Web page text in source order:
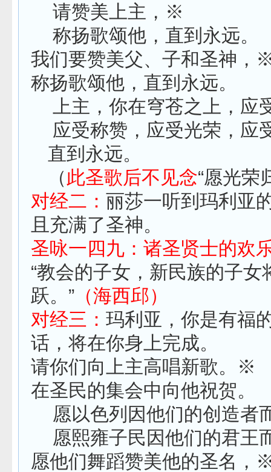
请赞美上主，※
称扬歌颂他，直到永远。
我们要赞美父、子和圣神，
称扬歌颂他，直到永远。
上主，你在穹苍之上，应
应受称赞，应受光荣，应
直到永远。
（ 此圣歌后不见念“愿光荣
对经二： 丽莎一听到玛利亚
且充满了圣神。
圣咏一四九：诸圣贤士的欢
“教会的子女，新民族的子
跃。” （海西邱）
对经三： 玛利亚，你是有福
话，将在你身上完成。
请你们向上主高唱新歌。※
在圣民的集会中向他祝贺。
愿以色列因他们的创造者
愿熙雍子民因他们的君王
愿他们舞蹈赞美他的圣名，